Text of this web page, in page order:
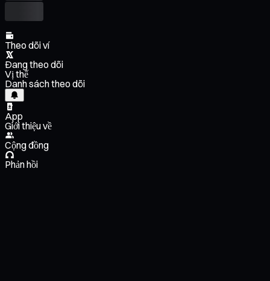
Theo dõi ví
Đang theo dõi
Vị thế
Danh sách theo dõi
App
Giới thiệu về
Cộng đồng
Phản hồi